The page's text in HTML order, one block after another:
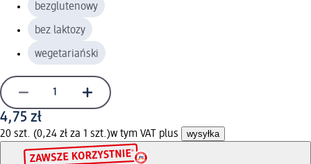
bezglutenowy
bez laktozy
wegetariański
4,75 zł
20 szt. (0,24 zł za 1 szt.)w tym VAT plus wysyłka